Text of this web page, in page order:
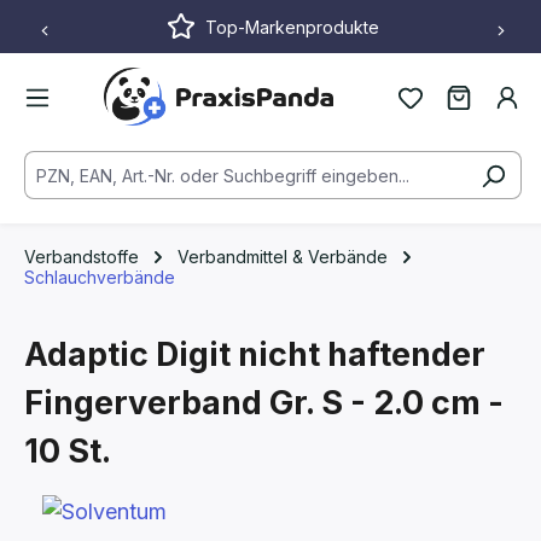
Zum Hauptinhalt springenTop-Markenprodukte
Verbandstoffe
Verbandmittel & Verbände
Schlauchverbände
Adaptic Digit nicht haftender
Fingerverband Gr. S - 2.0 cm -
10 St.